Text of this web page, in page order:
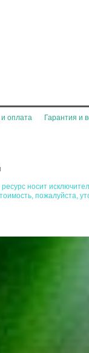
и оплата Гарантия и
ресурс носит
пожалуйста,